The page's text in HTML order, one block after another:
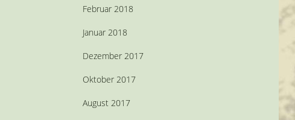
Februar 2018
Januar 2018
Dezember 2017
Oktober 2017
August 2017